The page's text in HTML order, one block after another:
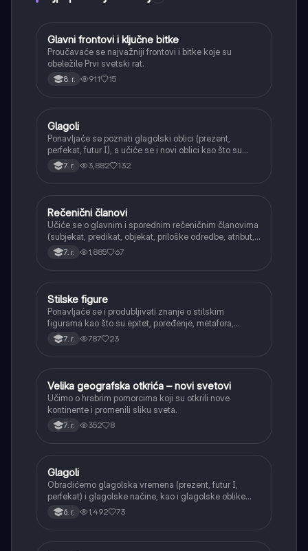
Istorija
Glavni frontovi i ključne bitke
Proučavaće se najvažniji frontovi i bitke koje su
obeležile Prvi svetski rat.
8. r. 911 15
Srpski jezik
Glagoli
Ponavljaće se poznati glagolski oblici (prezent,
perfekat, futur I), a učiće se i novi oblici kao što su
aorist, imperfekat, pluskvamperfekat, futur II, kao i
glagolski prilozi i pridevi.
7. r. 3,882 132
Srpski jezik
Rečenični članovi
Učiće se o glavnim i sporednim rečeničnim članovima
(subjekat, predikat, objekat, priloške odredbe, atribut,
apozicija) i njihovoj funkciji.
7. r. 1,885 67
Srpski jezik
Stilske figure
Ponavljaće se i produbljivati znanje o stilskim
figurama kao što su epitet, poređenje, metafora,
personifikacija, hiperbola, onomatopeja, aliteracija i
asonanca, razumevajući njihovu ulogu u tekstu.
7. r. 787 23
Istorija
Velika geografska otkrića – novi svetovi
Učimo o hrabrim pomorcima koji su otkrili nove
kontinente i promenili sliku sveta.
7. r. 352 8
Srpski jezik
Glagoli
Obradićemo glagolska vremena (prezent, futur I,
perfekat) i glagolske načine, kao i glagolske oblike
(infinitiv, glagolski pridevi i prilozi) i glagolski vid
(svršeni i nesvršeni).
6. r. 1,492 73